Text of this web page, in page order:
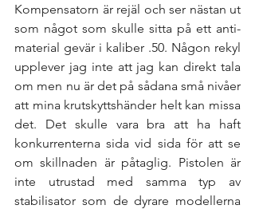
Kompensatorn är rejäl och ser nästan ut
som något som skulle sitta på ett anti-
material gevär i kaliber .50. Någon rekyl
upplever jag inte att jag kan direkt tala
om men nu är det på sådana små nivåer
att mina krutskyttshänder helt kan missa
det. Det skulle vara bra att ha haft
konkurrenterna sida vid sida för att se
om skillnaden är påtaglig. Pistolen är
inte utrustad med samma typ av
stabilisator som de dyrare modellerna